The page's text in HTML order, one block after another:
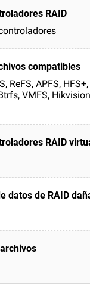
ReFS, APFS,
VMFS,